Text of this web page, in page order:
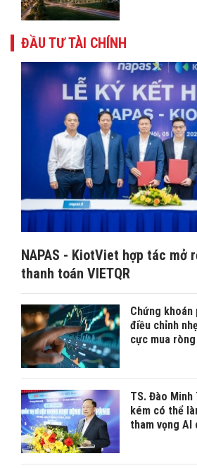
ĐẦU TƯ TÀI CHÍNH
NAPAS - KiotViet hợp tác mở
thanh toán VIETQR
Chứng khoán
điều chỉnh
cực mua ròng
TS. Đào Minh
kém có thể
tham vọng AI